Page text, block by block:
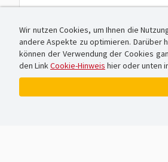
Wir nutzen Cookies, um Ihnen die
andere Aspekte zu optimieren. Darüber
können der Verwendung der Cookies
den LinkCookie-Hinweis hier oder unten